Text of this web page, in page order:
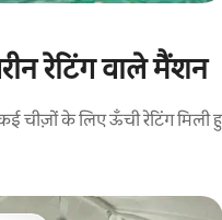
रेटिंग वाले मैंशन
के लिए ऊँची रेटिंग मिली